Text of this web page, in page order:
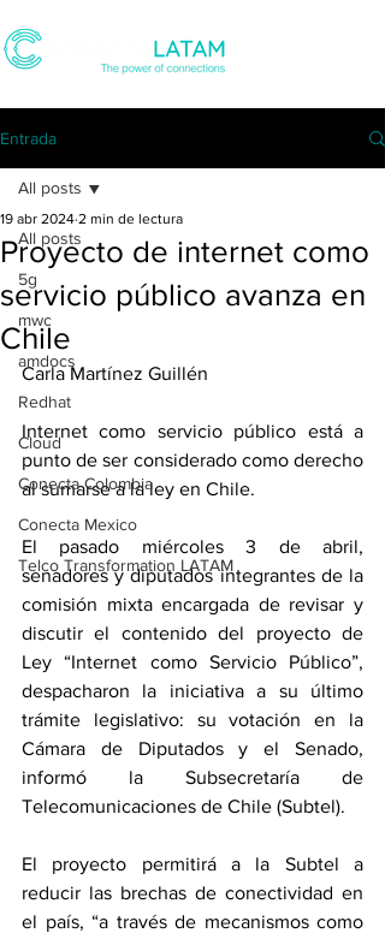
Entrada
All posts
5g
mwc
amdocs
Redhat
Cloud
Conecta Colombia
Conecta Mexico
Telco Transformation LATAM
All posts
Proyecto de internet como
servicio público avanza en
Chile
19 abr 2024 2 min de lectura
Carla Martínez Guillén
Internet como servicio público está a
punto de ser considerado como derecho
al sumarse a la ley en Chile.
El pasado miércoles 3 de abril,
senadores y diputados integrantes de la
comisión mixta encargada de revisar y
discutir el contenido del proyecto de
Ley “Internet como Servicio Público”,
despacharon la iniciativa a su último
trámite legislativo: su votación en la
Cámara de Diputados y el Senado,
informó la Subsecretaría de
Telecomunicaciones de Chile (Subtel).
El proyecto permitirá a la Subtel a
reducir las brechas de conectividad en
el país, “a través de mecanismos como